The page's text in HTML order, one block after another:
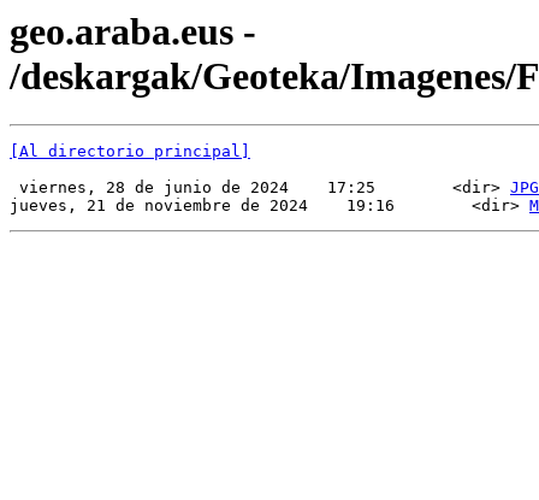
geo.araba.eus -
/deskargak/Geoteka/Imagenes/
[Al directorio principal]
viernes, 28 de junio de 2024    17:25        <dir> JPG
jueves, 21 de noviembre de 2024    19:16        <dir>